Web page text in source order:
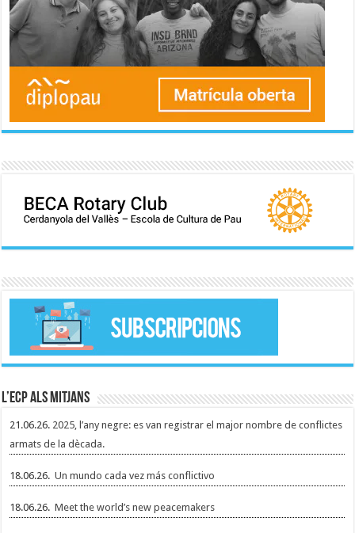
L’ECP als mitjans
21.06.26. 2025, l’any negre: es van registrar el major nombre de conflictes
armats de la dècada.
18.06.26.Un mundo cada vez más conflictivo
18.06.26.Meet the world’s new peacemakers